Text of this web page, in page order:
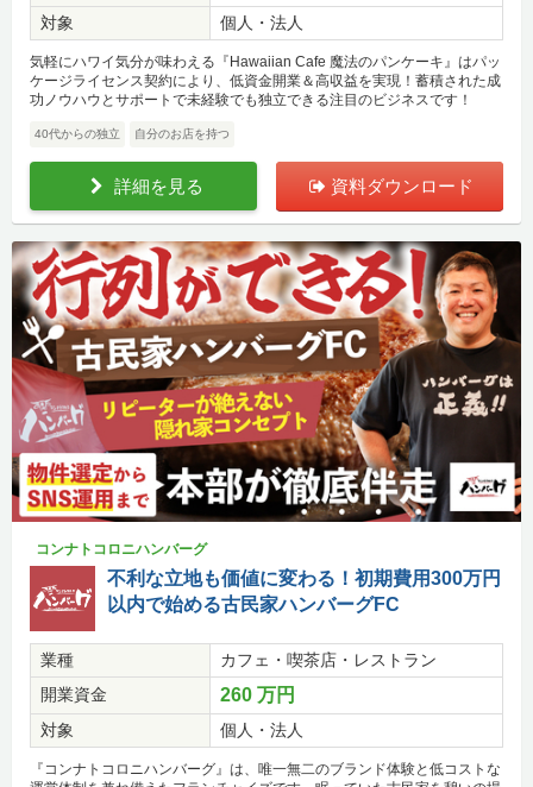
対象 個人・法人
気軽にハワイ気分が味わえる『Hawaiian Cafe 魔法のパンケーキ』はパッ
ケージライセンス契約により、低資金開業＆高収益を実現！蓄積された成
功ノウハウとサポートで未経験でも独立できる注目のビジネスです！
40代からの独立 自分のお店を持つ
詳細を見る 資料ダウンロード
コンナトコロニハンバーグ
不利な立地も価値に変わる！初期費用300万円
以内で始める古民家ハンバーグFC
業種
カフェ・喫茶店・レストラン
開業資金
260 万円
対象 個人・法人
『コンナトコロニハンバーグ』は、唯一無二のブランド体験と低コストな